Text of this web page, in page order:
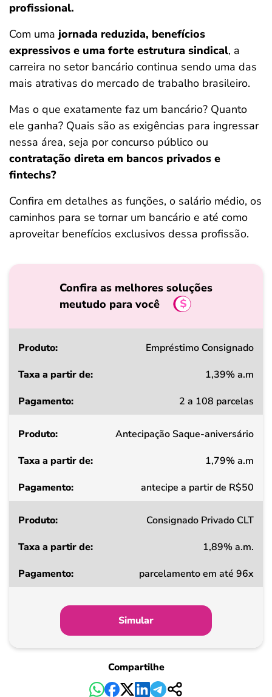
profissional.
Com uma jornada reduzida, benefícios
expressivos e uma forte estrutura sindical, a
carreira no setor bancário continua sendo uma das
mais atrativas do mercado de trabalho brasileiro.
Mas o que exatamente faz um bancário? Quanto
ele ganha? Quais são as exigências para ingressar
nessa área, seja por concurso público ou
contratação direta em bancos privados e
fintechs?
Confira em detalhes as funções, o salário médio, os
caminhos para se tornar um bancário e até como
aproveitar benefícios exclusivos dessa profissão.
Confira as melhores soluções
meutudo para você
Produto
a
de
Pagamento
Empréstimo Consignado
1,39% a.m
2 a 108 parcelas
Antecipação Saque-aniversário
1,79% a.m
antecipe a partir de R$50
Consignado Privado CLT
1,89% a.m.
parcelamento em até 96x
Simular
Compartilhe